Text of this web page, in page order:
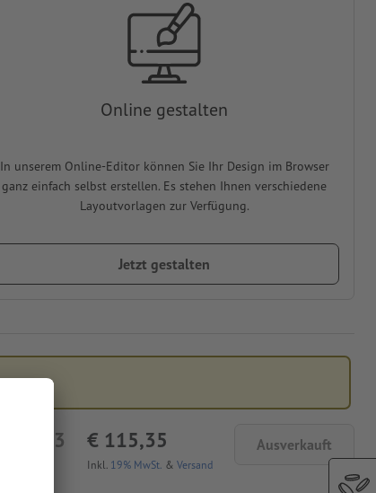
Online gestalten
In unserem Online-Editor können Sie Ihr Design im Browser
ganz einfach selbst erstellen. Es stehen Ihnen verschiedene
Layoutvorlagen zur Verfügung.
Jetzt gestalten
€ 96,93
Inkl. 19% MwSt. & Versand
€ 115,35 Ausverkauft